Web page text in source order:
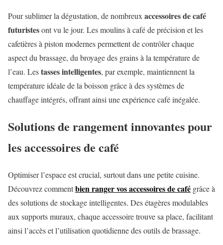
Pour sublimer la dégustation, de nombreux accessoires de café
futuristesont vu le jour. Les moulins à café de précision et les
cafetières à piston modernes permettent de contrôler chaque
aspect du brassage, du broyage des grains à la température de
l’eau. Lestasses intelligentes, par exemple, maintiennent la
température idéale de la boisson grâce à des systèmes de
chauffage intégrés, offrant ainsi une expérience café inégalée.
Solutions de rangement innovantes pour
les accessoires de café
Optimiser l’espace est crucial, surtout dans une petite cuisine.
Découvrez commentbien ranger vos accessoires de café grâce à
des solutions de stockage intelligentes. Des étagères modulables
aux supports muraux, chaque accessoire trouve sa place, facilitant
ainsi l’accès et l’utilisation quotidienne des outils de brassage.